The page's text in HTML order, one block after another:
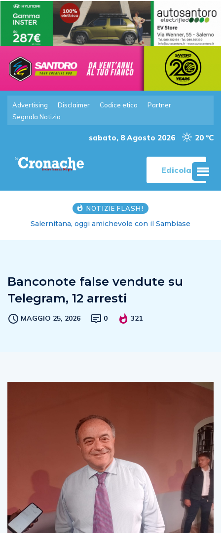
Advertising Disclaimer Codice etico
Partner
Segnala Notizia
sabato, 8 Agosto 2026 20 °C
Edicola
NOTIZIE FLASH!
Salernitana, oggi amichevole con il Sambiase
Banconote false vendute su
Telegram, 12 arresti
MAGGIO 25, 2026 0 321